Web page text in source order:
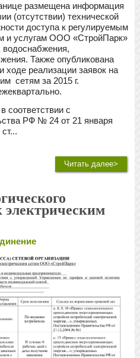
размещена информация
(отсутствии) технической
доступа к регулируемым
и услугам ООО «СтройПарк»
водоснабжения,
Также опубликована
ходе реализации заявок на
сетям за 2015 г.
соответствии с
РФ № 24 от 21 января
Читать далее>
электрическим